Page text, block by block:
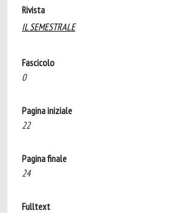
Rivista
IL SEMESTRALE
Fascicolo
0
Pagina iniziale
22
Pagina finale
24
Fulltext